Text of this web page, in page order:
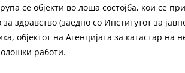
се објекти во лоша состојба, кои се
здравство (заедно со Институтот за
објектот на Агенцијата за катастар на
работи.